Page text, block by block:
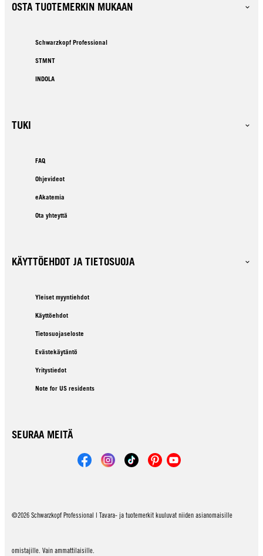
OSTA TUOTEMERKIN MUKAAN
Schwarzkopf Professional
STMNT
INDOLA
TUKI
FAQ
Ohjevideot
eAkatemia
Ota yhteyttä
KÄYTTÖEHDOT JA TIETOSUOJA
Yleiset myyntiehdot
Käyttöehdot
Tietosuojaseloste
Evästekäytäntö
Yritystiedot
Note for US residents
SEURAA MEITÄ
©2026 Schwarzkopf Professional | Tavara- ja tuotemerkit kuuluvat niiden asianomaisille
omistajille. Vain ammattilaisille.